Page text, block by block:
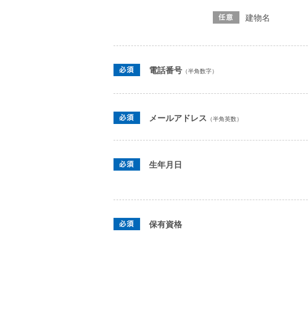
建物名
電話番号 （半角数字）
メールアドレス （半角英数）
生年月日
保有資格